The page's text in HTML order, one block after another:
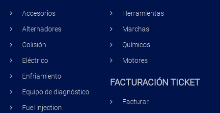
Accesorios
Alternadores
Colisión
Eléctrico
Enfriamiento
Equipo de diagnóstico
Fuel injection
Herramientas
Marchas
Químicos
Motores
FACTURACIÓN TICKET
Facturar